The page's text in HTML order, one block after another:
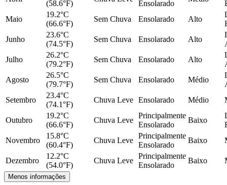
(58.6°F) Ensolarado
Maio
19.2°C
(66.6°F)
Sem Chuva Ensolarado Alto
Junho
23.6°C
(74.5°F)
Sem Chuva Ensolarado Alto
Julho
26.2°C
(79.2°F)
Sem Chuva Ensolarado Alto
Agosto
26.5°C
(79.7°F)
Sem Chuva Ensolarado Médio
Setembro
23.4°C
(74.1°F)
Chuva Leve Ensolarado Médio
Outubro
19.2°C
(66.6°F)
Chuva Leve
Principalmente
Ensolarado
Baixo
Novembro
15.8°C
(60.4°F)
Chuva Leve
Principalmente
Ensolarado
Baixo
Dezembro
12.2°C
(54.0°F)
Chuva Leve
Principalmente
Ensolarado
Baixo
Menos informações